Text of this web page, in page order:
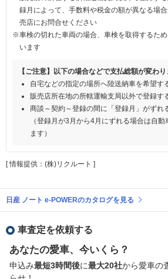
録月によって、手数料や税金の額が異なる場
売店にお問合せください
※車検の切れた車両の場合、車検を取得するた
います
【ご注意】以下の場合などで支払総額が変わり
自宅などの指定の場所へ陸送納車を希望す
販売店所在地の所轄運輸支局以外で登録す
商談～契約～登録の間に「登録月」がずれ
（登録月が3月から4月にずれる場合は自
ます）
[ 情報提供：(株)リクルート ]
日産 ノート e-POWERのカタログを見る
車査定を依頼する
あなたの愛車、今いくら？
申込み最短3時間後に最大20社から愛車の